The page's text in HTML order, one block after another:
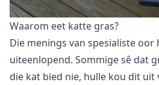
Waarom eet katte gras?
Die menings van spesialiste oor
uiteenlopend. Sommige sê dat
die kat bied nie, hulle kou dit